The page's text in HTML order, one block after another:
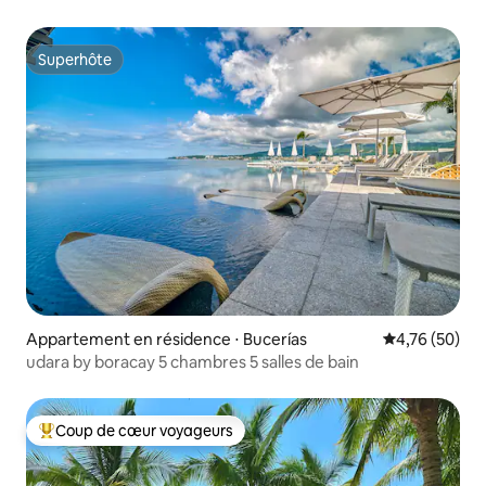
Superhôte
Superhôte
Appartement en résidence ⋅ Bucerías Évaluation
4,76 (50)
udara by boracay 5 chambres 5 salles de bain
Coups de cœur voyageurs les plus appréciés
Coup de cœur voyageurs